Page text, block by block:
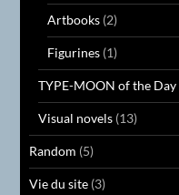
Artbooks (2)
Figurines (1)
TYPE-MOON of the Day
Visual novels (13)
Random (5)
Vie du site (3)